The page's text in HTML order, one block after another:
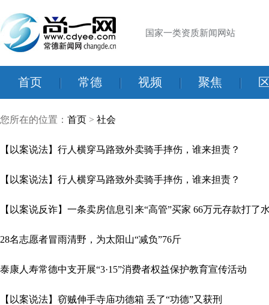
国家一类资质新闻网站
首页 | 常德 | 视频 | 聚焦 |
您所在的位置： 首页 > 社会
【以案说法】行人横穿马路致外卖骑手摔伤，谁来担责？
【以案说法】行人横穿马路致外卖骑手摔伤，谁来担责？
【以案说反诈】一条卖房信息引来“高管”买家 66万元存款打了
28名志愿者冒雨清野，为太阳山“减负”76斤
泰康人寿常德中支开展“3·15”消费者权益保护教育宣传活动
【以案说法】窃贼伸手寺庙功德箱 丢了“功德”又获刑